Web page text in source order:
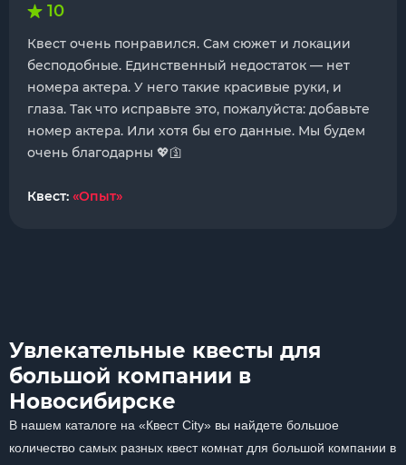
10
Квест очень понравился. Сам сюжет и локации
бесподобные. Единственный недостаток — нет
номера актера. У него такие красивые руки, и
глаза. Так что исправьте это, пожалуйста: добавьте
номер актера. Или хотя бы его данные. Мы будем
очень благодарны 💖🛐
Квест: «Опыт»
Увлекательные квесты для
большой компании в
Новосибирске
В нашем каталоге на «Квест City» вы найдете большое
количество самых разных квест комнат для большой компании в